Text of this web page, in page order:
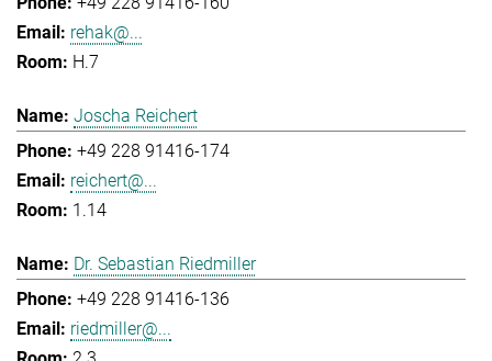
rehak@...
H.7
Joscha Reichert
+49 228 91416-174
reichert@...
1.14
Dr. Sebastian Riedmiller
+49 228 91416-136
riedmiller@...